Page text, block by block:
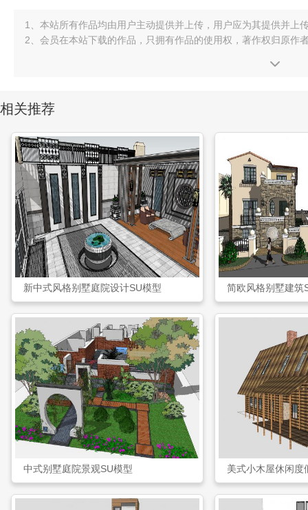
1、本站所有作品均由用户主动提供并上传，用户应为其提供并上
2、会员在本站下载的作品，只拥有作品的使用权，著作权归原作
相关推荐
新中式风格别墅庭院设计SU模型 简欧风格别墅建筑
中式别墅庭院景观SU模型 美式小木屋休闲度